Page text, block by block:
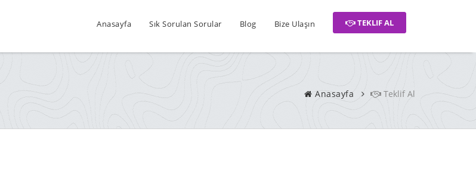
Anasayfa Sık Sorulan Sorular Blog Bize Ulaşın TEKLIF AL
Anasayfa Teklif Al